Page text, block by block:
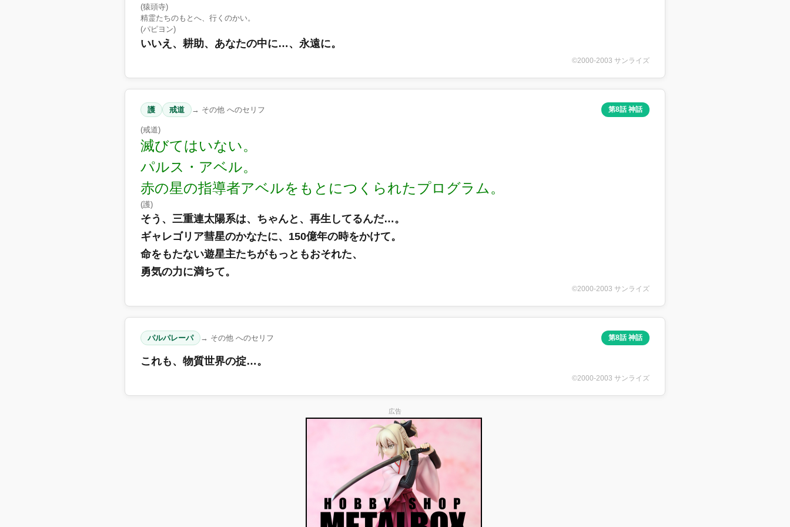
(猿頭寺)
精霊たちのもとへ、行くのかい。
(パピヨン)
いいえ、耕助、あなたの中に…、永遠に。
©2000-2003 サンライズ
護 戒道 → その他 へのセリフ 第8話 神話
(戒道)
滅びてはいない。
パルス・アベル。
赤の星の指導者アベルをもとにつくられたプログラム。
(護)
そう、三重連太陽系は、ちゃんと、再生してるんだ…。
ギャレゴリア彗星のかなたに、150億年の時をかけて。
命をもたない遊星主たちがもっともおそれた、
勇気の力に満ちて。
©2000-2003 サンライズ
パルパレーパ → その他 へのセリフ 第8話 神話
これも、物質世界の掟…。
©2000-2003 サンライズ
広告